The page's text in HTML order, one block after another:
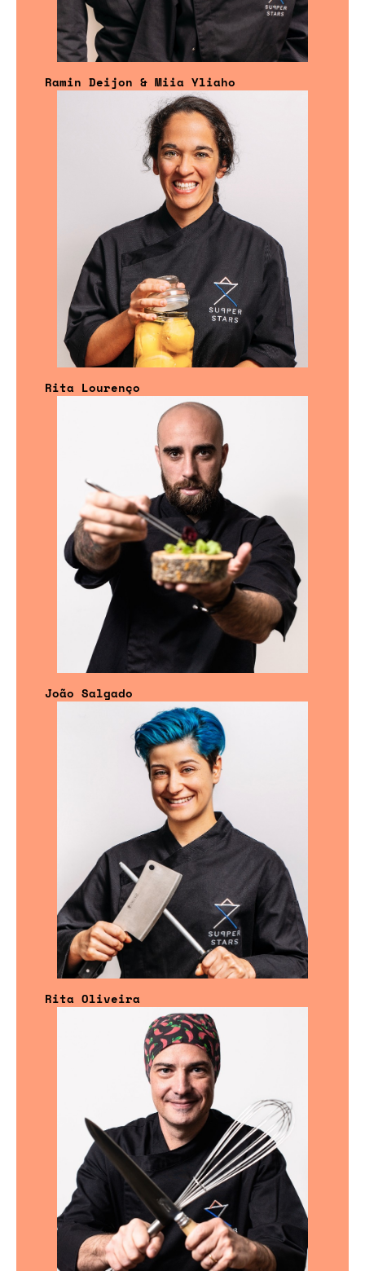
Ramin Deijon & Miia Yliaho
Rita Lourenço
João Salgado
Rita Oliveira